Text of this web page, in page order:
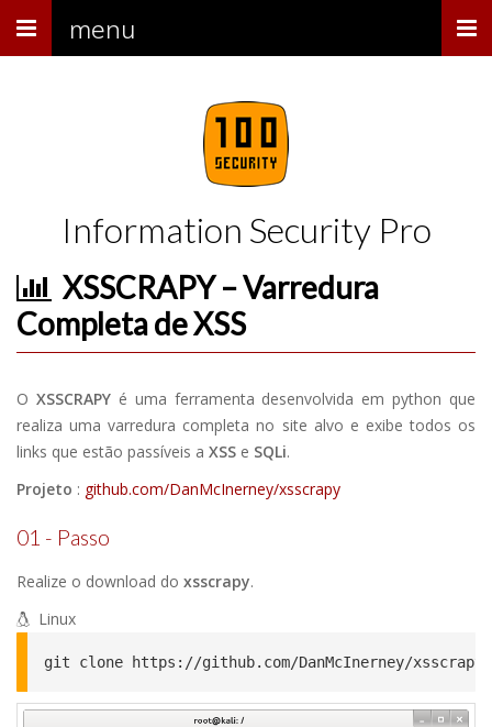
Menu menu
Information Security Pro
XSSCRAPY – Varredura
Completa de XSS
O XSSCRAPYé uma ferramenta desenvolvida em python que
realiza uma varredura completa no site alvo e exibe todos os
links que estão passíveis a XSS e SQLi.
Projeto : github.com/DanMcInerney/xsscrapy
01 - Passo
Realize o download do xsscrapy.
Linux
git clone https://github.com/DanMcInerney/xsscrapy